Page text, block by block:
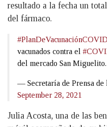
resultado a la fecha un
del fármaco.
vacunados contra el
del mercado San Miguelito.
— Secretaría de Prensa de
September 28, 2021
Julia Acosta, una de las